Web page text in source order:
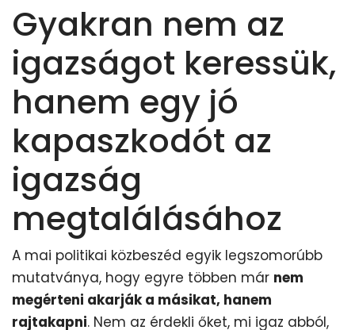
Gyakran nem az
igazságot keressük,
hanem egy jó
kapaszkodót az
igazság
megtalálásához
A mai politikai közbeszéd egyik legszomorúbb
mutatványa, hogy egyre többen már nem
megérteni akarják a másikat, hanem
rajtakapni. Nem az érdekli őket, mi igaz abból,